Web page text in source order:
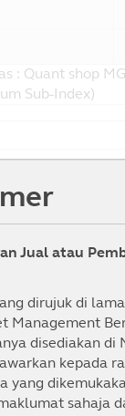
Jual atau
dirujuk di
Management
disediakan di
kepada
yang
sahaja
: Quant shop
Sub-Index)
6B YTD 1T 3T
Kepada